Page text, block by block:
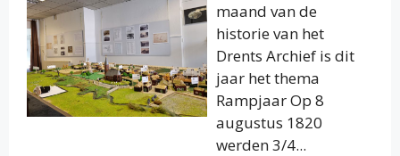
maand van de
historie van het
Drents Archief is dit
jaar het thema
Rampjaar Op 8
augustus 1820
werden 3/4...